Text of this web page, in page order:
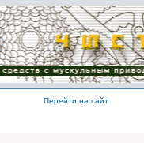
Перейти на сайт